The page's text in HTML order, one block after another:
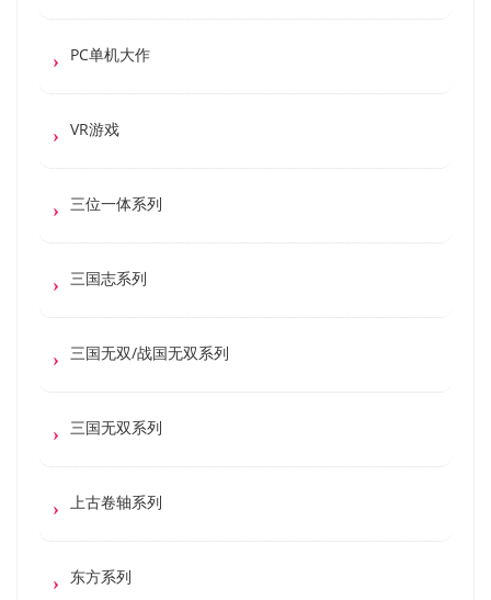
PC单机大作
VR游戏
三位一体系列
三国志系列
三国无双/战国无双系列
三国无双系列
上古卷轴系列
东方系列